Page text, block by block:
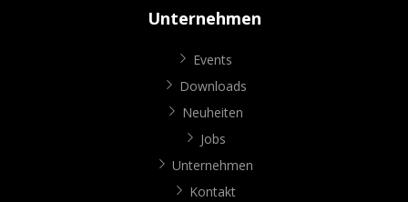
Unternehmen
Events
Downloads
Neuheiten
Jobs
Unternehmen
Kontakt